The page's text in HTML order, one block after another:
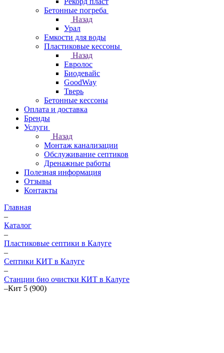
Бетонные погреба
Назад
Урал
Емкости для воды
Пластиковые кессоны
Назад
Евролос
Биодевайс
GoodWay
Тверь
Бетонные кессоны
Оплата и доставка
Бренды
Услуги
Назад
Монтаж канализации
Обслуживание септиков
Дренажные работы
Полезная информация
Отзывы
Контакты
Главная
–
Каталог
–
Пластиковые септики в Калуге
–
Септики КИТ в Калуге
–
Станции био очистки КИТ в Калуге
–Кит 5 (900)